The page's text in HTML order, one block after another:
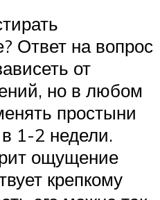
Ответ на вопрос
от
но в любом
простыни
1-2 недели.
ощущение
крепкому